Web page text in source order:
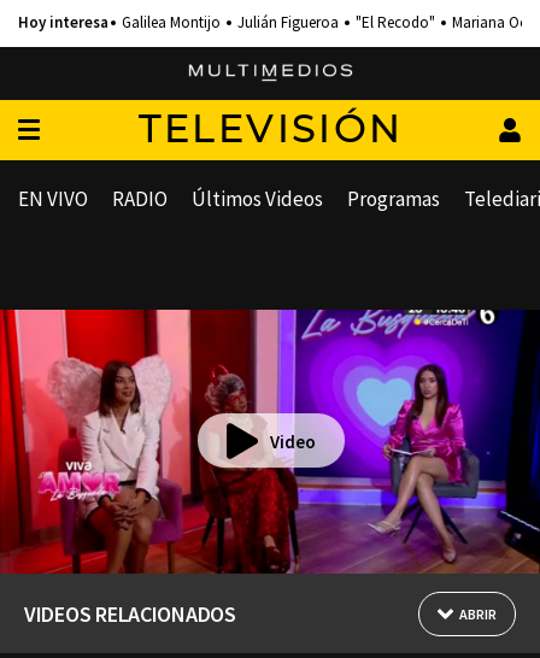
Galilea Montijo Julián Figueroa "El Recodo" Mariana
TELEVISIÓN
EN VIVO RADIO Últimos Videos Programas
Video
VIDEOS RELACIONADOS ABRIR